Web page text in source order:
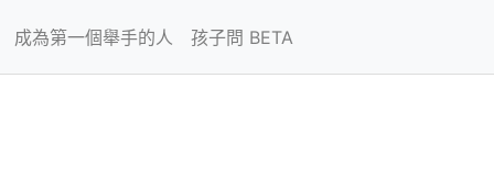
成為第一個舉手的人 孩子問 BETA